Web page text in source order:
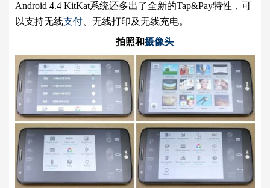
Android 4.4 KitKat系统还多出了全新的Tap&Pay特性，可
以支持无线支付 、无线打印及无线充电。
拍照和摄像头